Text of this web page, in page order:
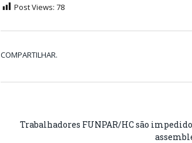
Post Views: 78
COMPARTILHAR.
Trabalhadores FUNPAR/HC são